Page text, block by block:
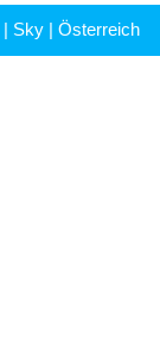
| Sky | Österreich